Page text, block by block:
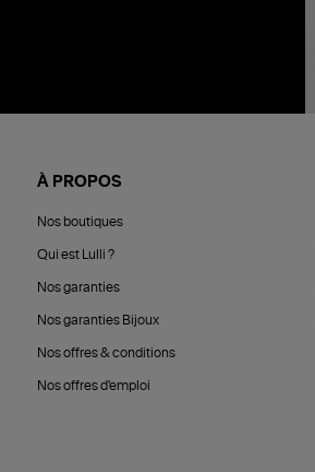
À PROPOS
Nos boutiques
Qui est Lulli ?
Nos garanties
Nos garanties Bijoux
Nos offres & conditions
Nos offres d'emploi